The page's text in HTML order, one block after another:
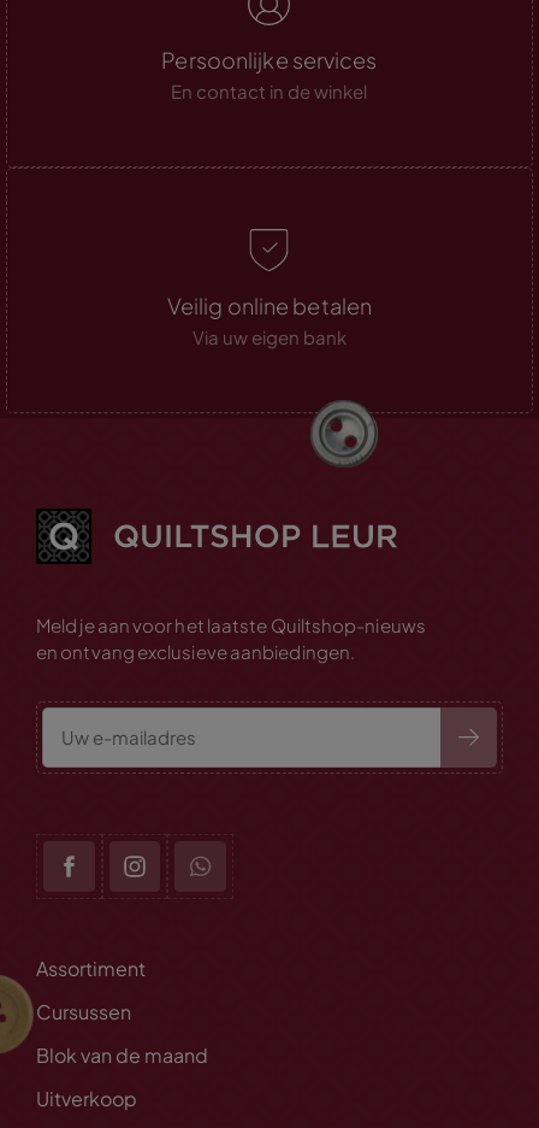
Persoonlijke services
En contact in de winkel
Veilig online betalen
Via uw eigen bank
Meld je aan voor het laatste Quiltshop-nieuws
en ontvang exclusieve aanbiedingen.
Assortiment
Cursussen
Blok van de maand
Uitverkoop